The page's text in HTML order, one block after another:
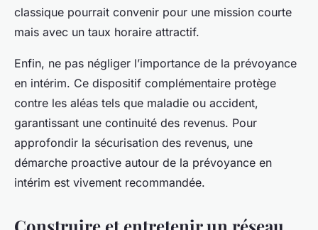
classique pourrait convenir pour une mission courte
mais avec un taux horaire attractif.
Enfin, ne pas négliger l’importance de la prévoyance
en intérim. Ce dispositif complémentaire protège
contre les aléas tels que maladie ou accident,
garantissant une continuité des revenus. Pour
approfondir la sécurisation des revenus, une
démarche proactive autour de la prévoyance en
intérim est vivement recommandée.